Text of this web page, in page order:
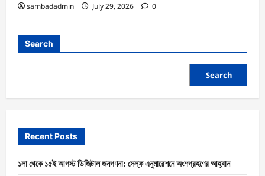
sambadadmin July 29, 2026 0
Search
Search
Recent Posts
১লা থেকে ১৫ই আগস্ট ডিজিটাল জনগণনা: সেল্ফ এনুমারেশনে অংশগ্রহণের আহ্বান